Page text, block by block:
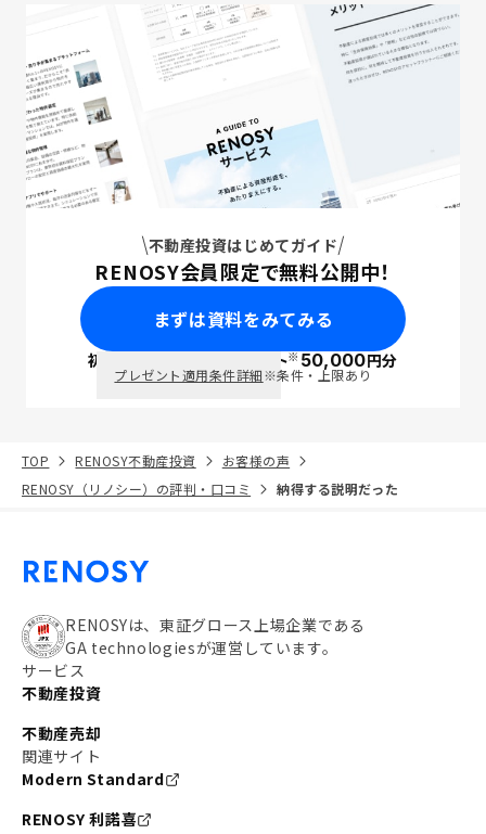
不動産投資はじめてガイド
RENOSY会員限定で無料公開中！
まずは資料をみてみる
初回面談で ポイント※50,000円分
プレゼント適用条件詳細※条件・上限あり
TOP RENOSY不動産投資
お客様の声
RENOSY（リノシー）の評判・口コミ
納得する説明だった
RENOSYは、東証グロース上場企業である
GA technologiesが運営しています。
サービス
不動産投資
不動産売却
関連サイト
Modern Standard
RENOSY 利諾喜